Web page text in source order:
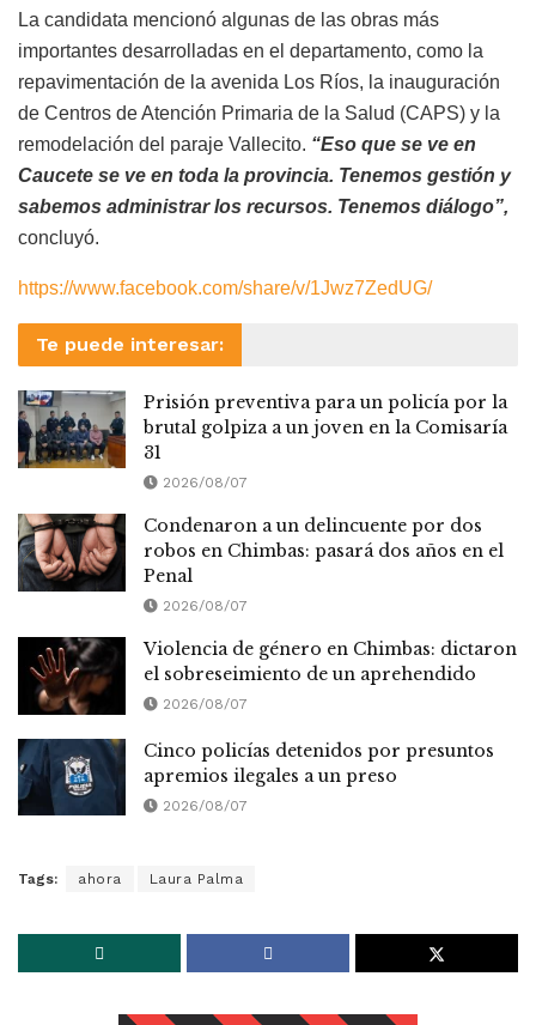
La candidata mencionó algunas de las obras más
importantes desarrolladas en el departamento, como la
repavimentación de la avenida Los Ríos, la inauguración
de Centros de Atención Primaria de la Salud (CAPS) y la
remodelación del paraje Vallecito. “Eso que se ve en
Caucete se ve en toda la provincia. Tenemos gestión y
sabemos administrar los recursos. Tenemos diálogo”,
concluyó.
https://www.facebook.com/share/v/1Jwz7ZedUG/
Te puede interesar:
Prisión preventiva para un policía por la
brutal golpiza a un joven en la Comisaría
31
2026/08/07
Condenaron a un delincuente por dos
robos en Chimbas: pasará dos años en el
Penal
2026/08/07
Violencia de género en Chimbas: dictaron
el sobreseimiento de un aprehendido
2026/08/07
Cinco policías detenidos por presuntos
apremios ilegales a un preso
2026/08/07
Tags: ahora Laura Palma